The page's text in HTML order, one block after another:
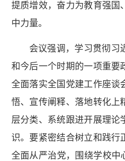
提质增效，奋力为教育强国
中力量。
会议强调，学习贯彻习
和今后一个时期的一项重要
全面落实全国党建工作座谈
悟、宣传阐释、落地转化上
层分类、系统跟进开展理论
识。要紧密结合树立和践行
全面从严治党，围绕学校中